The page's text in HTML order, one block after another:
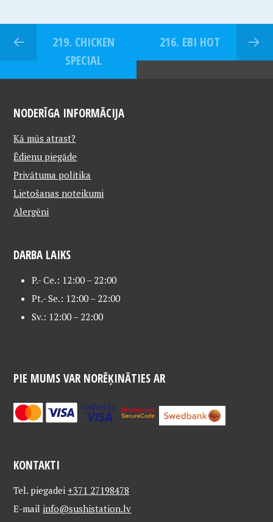
219. CHICKEN
SPECIAL
216. EBI HOT
NODERĪGA INFORMĀCIJA
Kā mūs atrast?
Ēdienu piegāde
Privātuma politika
Lietošanas noteikumi
Alergēni
DARBA LAIKS
P.- Ce.: 12:00 – 22:00
Pt.- Se.: 12:00 – 22:00
Sv.: 12:00 – 22:00
PIE MUMS VAR NORĒĶINĀTIES AR
KONTAKTI
Tel. piegadei+371 27198478
E-mail info@sushistation.lv